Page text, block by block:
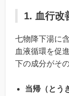
1. 血行改
七物降下湯に
血液循環を促
下の成分がそ
当帰（とう